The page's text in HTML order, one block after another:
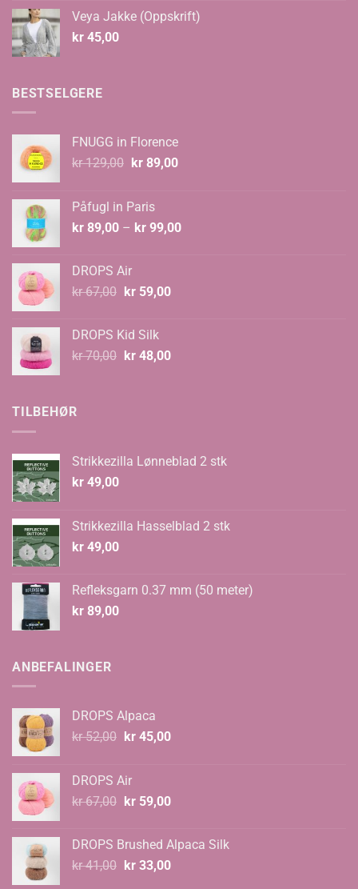
kr 535,00
Veya Jakke (Oppskrift)
kr 45,00
BESTSELGERE
FNUGG in Florence
kr129,00 Opprinnelig
kr 129,00.
kr89,00Nåværende
Påfugl in Paris
kr 89,00 – kr 99,00Prisområde:
DROPS Air
kr67,00 Opprinnelig
kr 67,00.
kr59,00Nåværende
DROPS Kid Silk
kr70,00 Opprinnelig
kr48,00Nåværende
TILBEHØR
Strikkezilla Lønneblad 2 stk
kr 49,00
Strikkezilla Hasselblad 2 stk
kr 49,00
Refleksgarn 0.37 mm (50 meter)
kr 89,00
ANBEFALINGER
DROPS Alpaca
kr52,00 Opprinnelig
kr 52,00.
kr45,00Nåværende
DROPS Air
kr67,00 Opprinnelig
kr 67,00.
kr59,00Nåværende
kr 59,00.
DROPS Brushed Alpaca Silk
kr41,00 Opprinnelig
kr33,00Nåværende